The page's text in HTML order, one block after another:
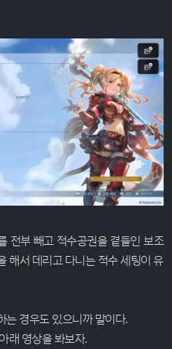
전부 빼고 적수공권을 곁들인 보조
해서 데리고 다니는 적수 세팅이 유
는 경우도 있으니까 말이다.
래 영상을 봐보자.